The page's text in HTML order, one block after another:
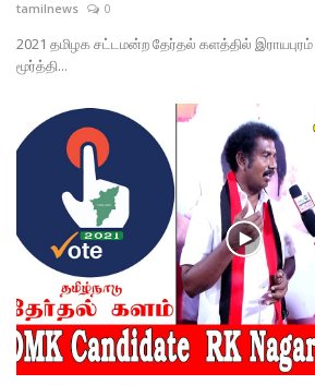
tamilnews 0
2021 தமிழக சட்டமன்ற தேர்தல் களத்தில்
மூர்த்தி...